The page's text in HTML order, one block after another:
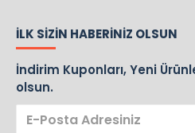
İLK SIZIN HABERINIZ OLSUN
İndirim Kuponları, Yeni
olsun.